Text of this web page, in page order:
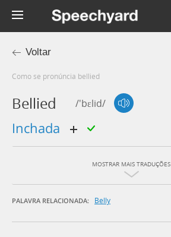
Voltar
Como se pronúncia bellied
Bellied /'bɛlid/
inchada
MOSTRAR MAIS TRADUÇÕES
PALAVRA RELACIONADA: Belly